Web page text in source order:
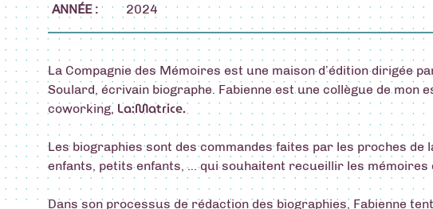
ANNÉE :
2024
La Compagnie des Mémoires est une maison d’édition dirigée
Soulard, écrivain biographe. Fabienne est une collègue de mon
coworking, La:Matrice.
Les biographies sont des commandes faites par les proches de
enfants, petits enfants, … qui souhaitent recueillir les mémoires
Dans son processus de rédaction des biographies, Fabienne